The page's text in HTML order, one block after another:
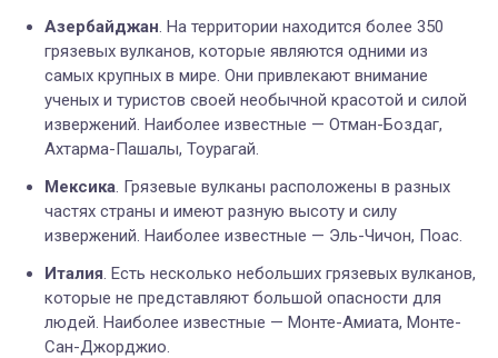
Азербайджан. На территории находится более 350
грязевых вулканов, которые являются одними из
самых крупных в мире. Они привлекают внимание
ученых и туристов своей необычной красотой и силой
извержений. Наиболее известные — Отман-Боздаг,
Ахтарма-Пашалы, Тоурагай.
Мексика. Грязевые вулканы расположены в разных
частях страны и имеют разную высоту и силу
извержений. Наиболее известные — Эль-Чичон, Поас.
Италия. Есть несколько небольших грязевых вулканов,
которые не представляют большой опасности для
людей. Наиболее известные — Монте-Амиата, Монте-
Сан-Джорджио.